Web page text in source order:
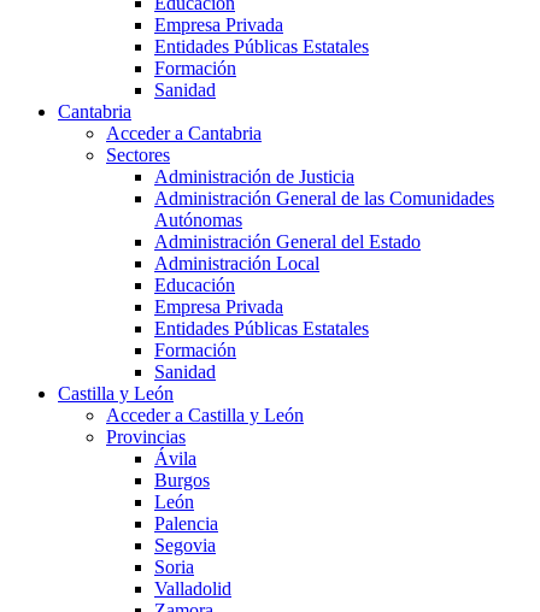
Empresa Privada
Entidades Públicas Estatales
Formación
Sanidad
Cantabria
Acceder a Cantabria
Sectores
Administración de Justicia
Administración General de las Comunidades
Autónomas
Administración General del Estado
Administración Local
Educación
Empresa Privada
Entidades Públicas Estatales
Formación
Sanidad
Castilla y León
Acceder a Castilla y León
Provincias
Ávila
Burgos
León
Palencia
Segovia
Soria
Valladolid